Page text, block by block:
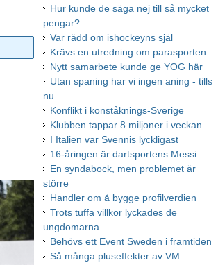
Hur kunde de säga nej till så mycket
pengar?
Var rädd om ishockeyns själ
Krävs en utredning om parasporten
Nytt samarbete kunde ge YOG här
Utan spaning har vi ingen aning - tills
nu
Konflikt i konståknings-Sverige
Klubben tappar 8 miljoner i veckan
I Italien var Svennis lyckligast
16-åringen är dartsportens Messi
En syndabock, men problemet är
större
Handler om å bygge profilverdien
Trots tuffa villkor lyckades de
ungdomarna
Behövs ett Event Sweden i framtiden
Så många pluseffekter av VM